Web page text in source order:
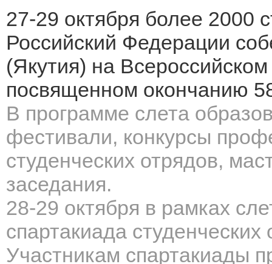
27-29 октября более 2000
Российский Федерации
(Якутия) на
посвященном окончанию
В программе слета
фестивали, конкурсы
студенческих отрядов,
заседания.
28-29 октября в рамках
спартакиада
Участникам спартакиады